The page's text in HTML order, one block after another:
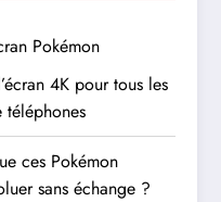
Pokémon
4K pour tous les
téléphones
ces Pokémon
sans échange ?